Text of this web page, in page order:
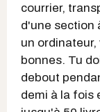
courrier,
d'une section
un
bonnes. Tu
debout
demi à la fois